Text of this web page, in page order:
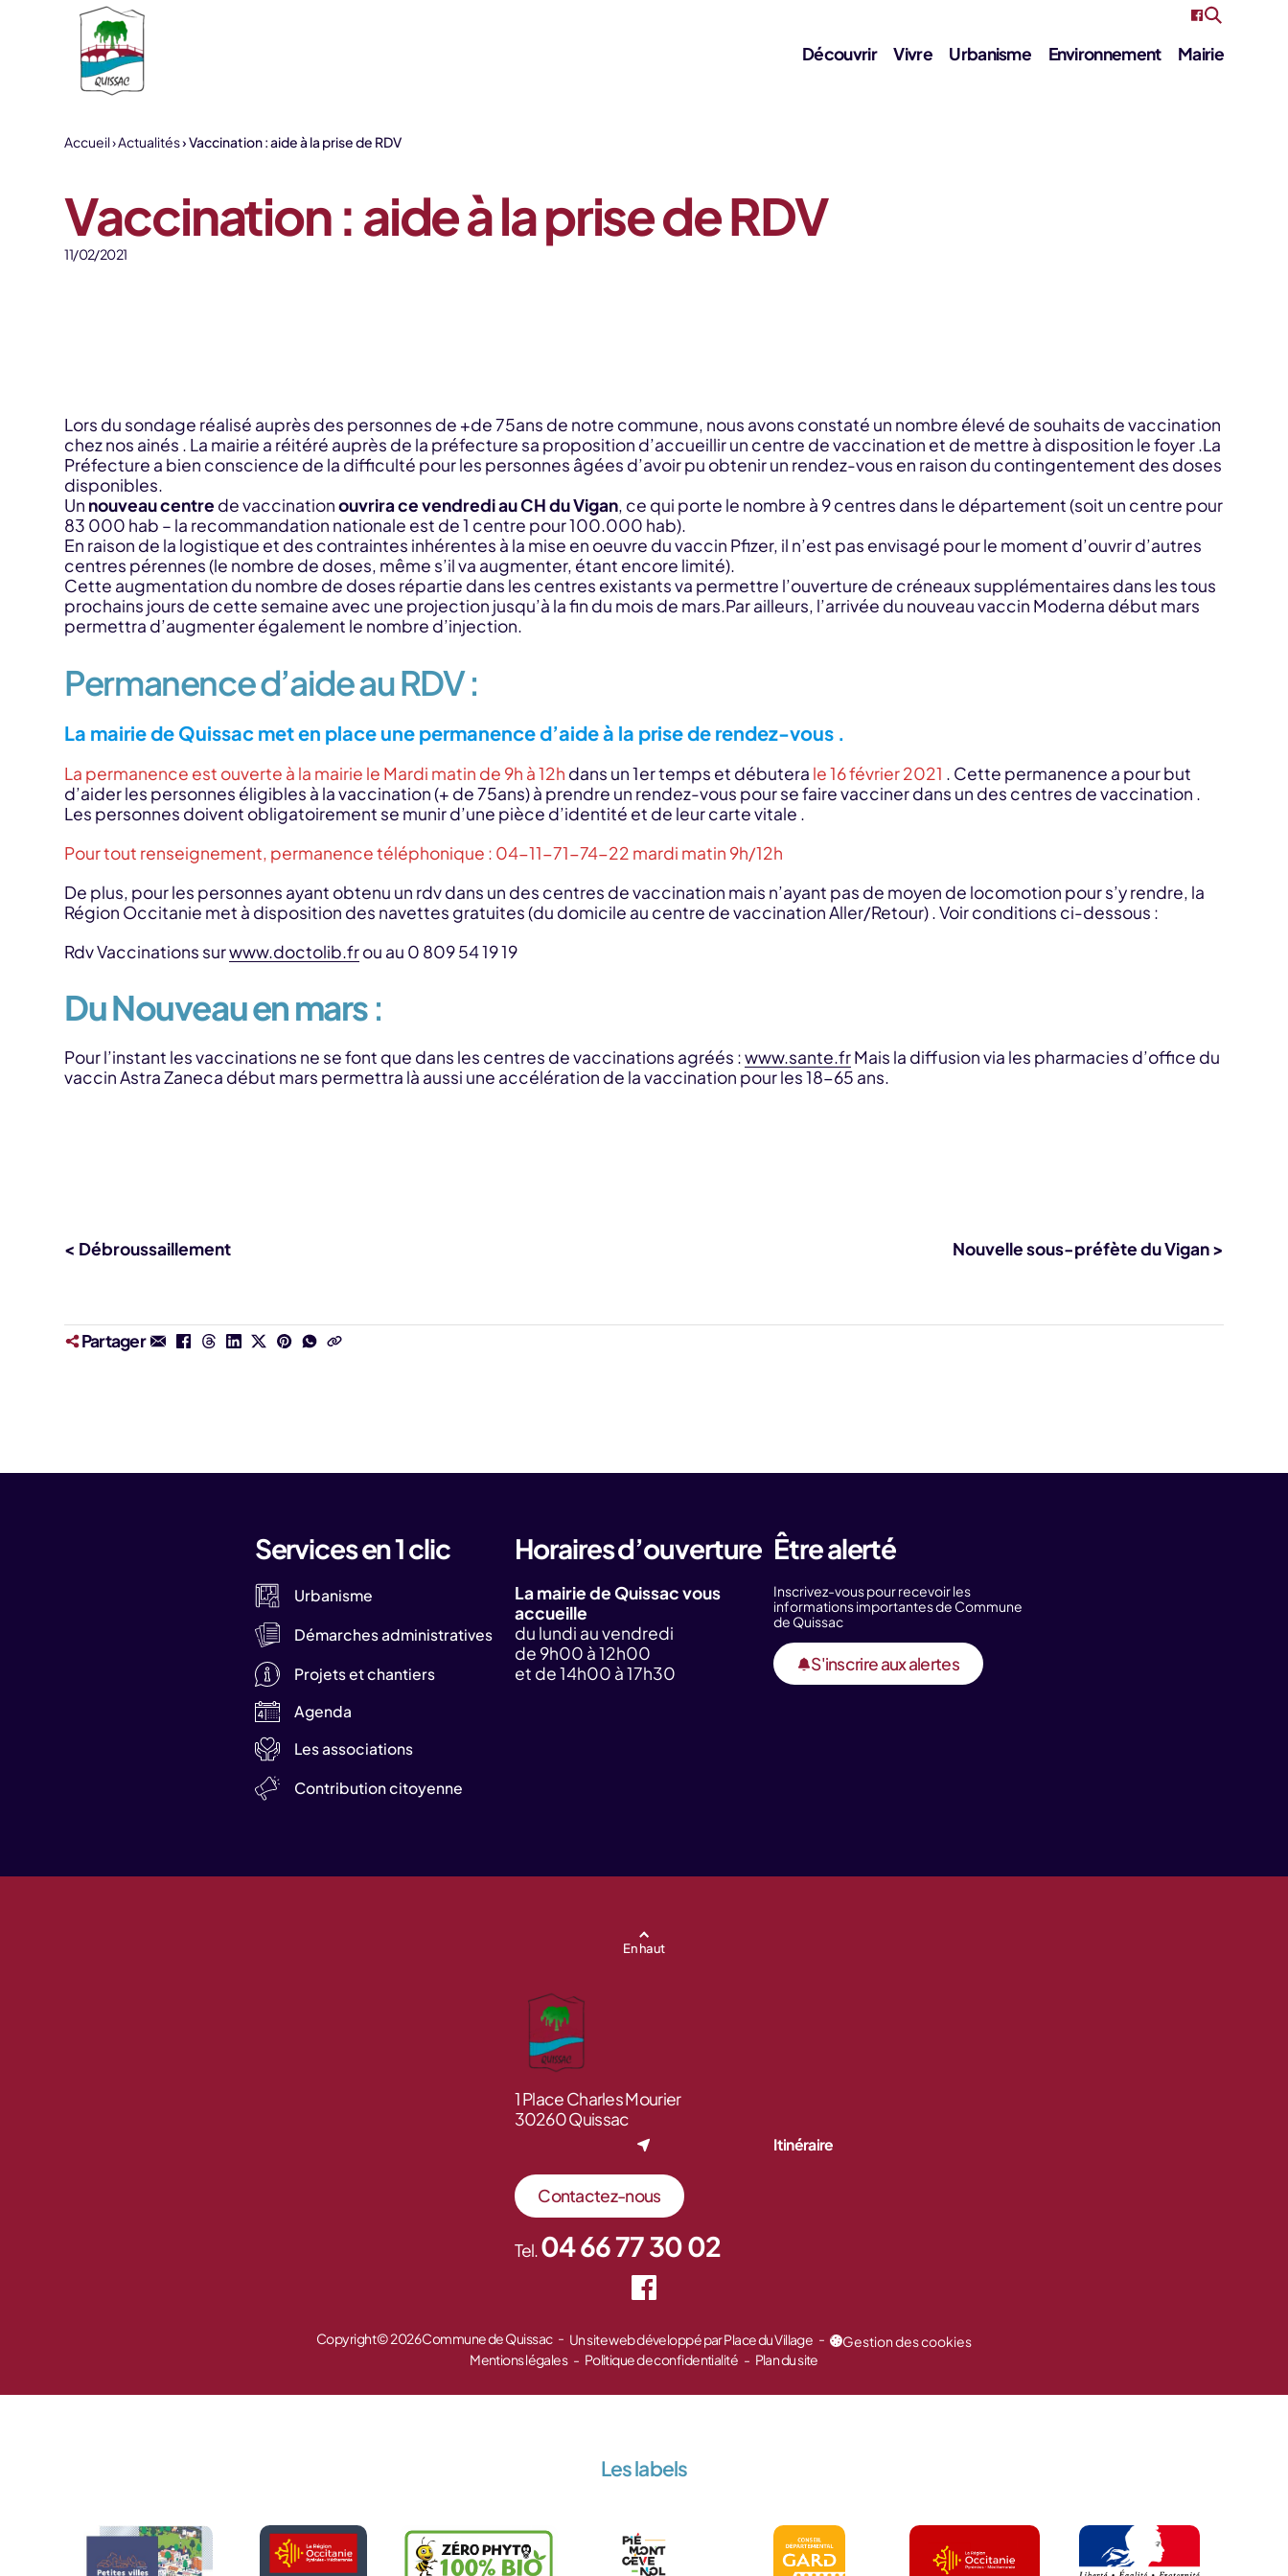
Aller au contenu
Découvrir Vivre Urbanisme Environnement Mairie
Accueil Actualités Vaccination : aide à la prise de RDV
Vaccination : aide à la prise de RDV
11/02/2021
Lors du sondage réalisé auprès des personnes de +de 75ans de notre commune, nous avons constaté un nombre élevé de souhaits de vaccination
chez nos ainés . La mairie a réitéré auprès de la préfecture sa proposition d’accueillir un centre de vaccination et de mettre à disposition le foyer .La
Préfecture a bien conscience de la difficulté pour les personnes âgées d’avoir pu obtenir un rendez-vous en raison du contingentement des doses
disponibles.
Un nouveau centre de vaccinationouvrira ce vendredi au CH du Vigan, ce qui porte le nombre à 9 centres dans le département (soit un centre pour
83 000 hab – la recommandation nationale est de 1 centre pour 100.000 hab).
En raison de la logistique et des contraintes inhérentes à la mise en oeuvre du vaccin Pfizer, il n’est pas envisagé pour le moment d’ouvrir d’autres
centres pérennes (le nombre de doses, même s’il va augmenter, étant encore limité).
Cette augmentation du nombre de doses répartie dans les centres existants va permettre l’ouverture de créneaux supplémentaires dans les tous
prochains jours de cette semaine avec une projection jusqu’à la fin du mois de mars.Par ailleurs, l’arrivée du nouveau vaccin Moderna début mars
permettra d’augmenter également le nombre d’injection.
Permanence d’aide au RDV :
La mairie de Quissac met en place une permanence d’aide à la prise de rendez-vous .
La permanence est ouverte à la mairie le Mardi matin de 9h à 12h dans un 1er temps et débutera le 16 février 2021 . Cette permanence a pour but
d’aider les personnes éligibles à la vaccination (+ de 75ans) à prendre un rendez-vous pour se faire vacciner dans un des centres de vaccination .
Les personnes doivent obligatoirement se munir d’une pièce d’identité et de leur carte vitale .
Pour tout renseignement, permanence téléphonique : 04-11-71-74-22 mardi matin 9h/12h
De plus, pour les personnes ayant obtenu un rdv dans un des centres de vaccination mais n’ayant pas de moyen de locomotion pour s’y rendre, la
Région Occitanie met à disposition des navettes gratuites (du domicile au centre de vaccination Aller/Retour) . Voir conditions ci-dessous :
Rdv Vaccinations surwww.doctolib.frou au 0 809 54 19 19
Du Nouveau en mars :
Pour l’instant les vaccinations ne se font que dans les centres de vaccinations agréés :www.sante.frMais la diffusion via les pharmacies d’office du
vaccin Astra Zaneca début mars permettra là aussi une accélération de la vaccination pour les 18-65 ans.
< Débroussaillement Nouvelle sous-préfète du Vigan >
Partager
Services en 1 clic
Urbanisme
Démarches administratives
Projets et chantiers
Agenda
Les associations
Contribution citoyenne
Horaires d’ouverture
La mairie de Quissac vous
accueille
du lundi au vendredi
de 9h00 à 12h00
et de 14h00 à 17h30
Être alerté
Inscrivez-vous pour recevoir les
informations importantes de Commune
de Quissac
S'inscrire aux alertes
En haut
1 Place Charles Mourier
30260 Quissac
Itinéraire
Contactez-nous
Tel.04 66 77 30 02
Copyright © 2026 Commune de Quissac Un site web développé par Place du Village
Gestion des cookies
Mentions légales
Politique de confidentialité Plan du site
Les labels